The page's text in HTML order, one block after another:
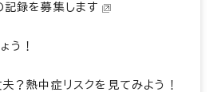
録を募集します
う！
？熱中症リスクを見てみよう！